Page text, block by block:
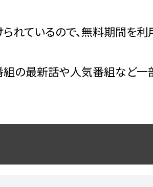
ているので、無料期間を利
の最新話や人気番組など一